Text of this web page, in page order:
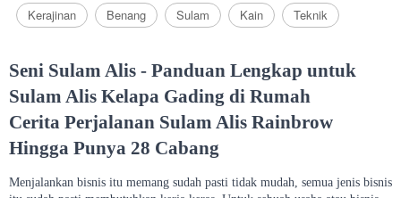
Kerajinan Benang Sulam Kain Teknik
Seni Sulam Alis - Panduan Lengkap untuk
Sulam Alis Kelapa Gading di Rumah
Cerita Perjalanan Sulam Alis Rainbrow
Hingga Punya 28 Cabang
Menjalankan bisnis itu memang sudah pasti tidak mudah, semua jenis bisnis